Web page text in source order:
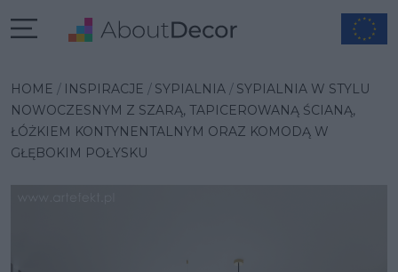
HOME INSPIRACJE SYPIALNIA
SYPIALNIA W STYLU
NOWOCZESNYM Z SZARĄ, TAPICEROWANĄ ŚCIANĄ,
ŁÓŻKIEM KONTYNENTALNYM ORAZ KOMODĄ W
GŁĘBOKIM POŁYSKU